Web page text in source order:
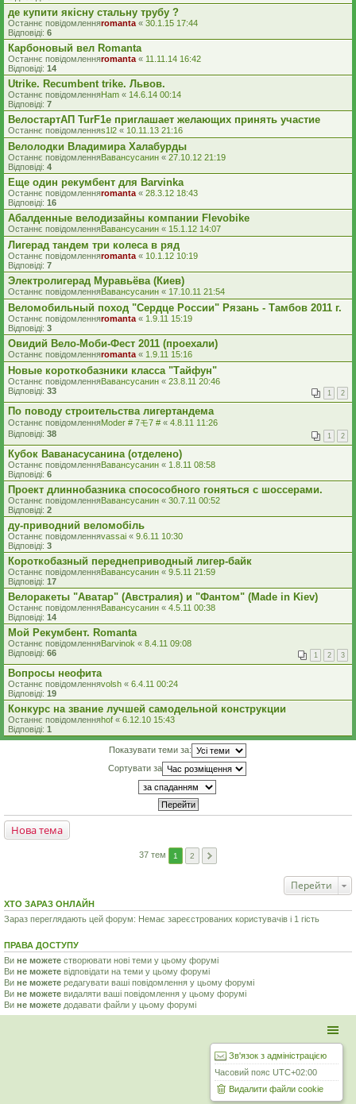
де купити якісну стальну трубу ?
Останнє повідомленняromanta « 30.1.15 17:44
Відповіді: 6
Карбоновый вел Romanta
Останнє повідомленняromanta « 11.11.14 16:42
Відповіді: 14
Utrike. Recumbent trike. Львов.
Останнє повідомленняHam « 14.6.14 00:14
Відповіді: 7
ВелостартАП TurF1e приглашает желающих принять участие
Останнє повідомленняs1l2 « 10.11.13 21:16
Велолодки Владимира Халабурды
Останнє повідомленняВавансусанин « 27.10.12 21:19
Відповіді: 4
Еще один рекумбент для Barvinka
Останнє повідомленняromanta « 28.3.12 18:43
Відповіді: 16
Абалденные велодизайны компании Flevobike
Останнє повідомленняВавансусанин « 15.1.12 14:07
Лигерад тандем три колеса в ряд
Останнє повідомленняromanta « 10.1.12 10:19
Відповіді: 7
Электролигерад Муравьёва (Киев)
Останнє повідомленняВавансусанин « 17.10.11 21:54
Веломобильный поход "Сердце России" Рязань - Тамбов 2011 г.
Останнє повідомленняromanta « 1.9.11 15:19
Відповіді: 3
Овидий Вело-Моби-Фест 2011 (проехали)
Останнє повідомленняromanta « 1.9.11 15:16
Новые короткобазники класса "Тайфун"
Останнє повідомленняВавансусанин « 23.8.11 20:46
Відповіді: 33 1 2
По поводу строительства лигертандема
Останнє повідомленняModer # 7モ7 # « 4.8.11 11:26
Відповіді: 38 1 2
Кубок Ваванасусанина (отделено)
Останнє повідомленняВавансусанин « 1.8.11 08:58
Відповіді: 6
Проект длиннобазника спосособного гоняться с шоссерами.
Останнє повідомленняВавансусанин « 30.7.11 00:52
Відповіді: 2
ду-приводний веломобіль
Останнє повідомленняvassai « 9.6.11 10:30
Відповіді: 3
Короткобазный переднеприводный лигер-байк
Останнє повідомленняВавансусанин « 9.5.11 21:59
Відповіді: 17
Велоракеты "Аватар" (Австралия) и "Фантом" (Made in Kiev)
Останнє повідомленняВавансусанин « 4.5.11 00:38
Відповіді: 14
Мой Рекумбент. Romanta
Останнє повідомленняBarvinok « 8.4.11 09:08
Відповіді: 66 1 2 3
Вопросы неофита
Останнє повідомленняvolsh « 6.4.11 00:24
Відповіді: 19
Конкурс на звание лучшей самодельной конструкции
Останнє повідомленняhof « 6.12.10 15:43
Відповіді: 1
Показувати теми за:
Сортувати за
Нова тема
37 тем 1 2
Перейти
ХТО ЗАРАЗ ОНЛАЙН
Зараз переглядають цей форум: Немає зареєстрованих користувачів і 1 гість
ПРАВА ДОСТУПУ
Ви не можете створювати нові теми у цьому форумі
Ви не можете відповідати на теми у цьому форумі
Ви не можете редагувати ваші повідомлення у цьому форумі
Ви не можете видаляти ваші повідомлення у цьому форумі
Ви не можете додавати файли у цьому форумі
Зв'язок з адміністрацією
Часовий пояс UTC+02:00
Видалити файли cookie